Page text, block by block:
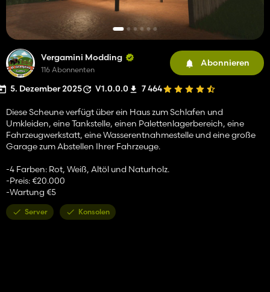
Vergamini Modding
116 Abonnenten
Abonnieren
5. Dezember 2025 V1.0.0.0 7 464
Diese Scheune verfügt über ein Haus zum Schlafen und
Umkleiden, eine Tankstelle, einen Palettenlagerbereich, eine
Fahrzeugwerkstatt, eine Wasserentnahmestelle und eine große
Garage zum Abstellen Ihrer Fahrzeuge.
-4 Farben: Rot, Weiß, Altöl und Naturholz.
-Preis: €20.000
-Wartung €5
Server Konsolen